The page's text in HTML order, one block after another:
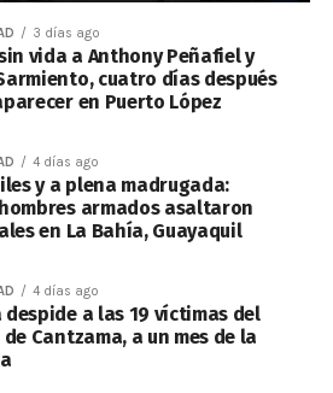
3 días ago
vida a Anthony Peñafiel y
cuatro días después
en Puerto López
4 días ago
y a plena madrugada:
armados asaltaron
en La Bahía, Guayaquil
4 días ago
despide a las 19 víctimas del
Cantzama, a un mes de la